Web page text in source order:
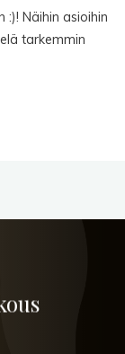
Näihin asioihin
tarkemmin